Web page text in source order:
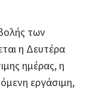
των
η Δευτέρα
ημέρας, η
εργάσιμη,